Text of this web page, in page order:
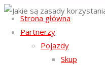
Strona główna
Partnerzy
Pojazdy
Skup
Strona główna
Pomoc drogowa
Jakie są zasady